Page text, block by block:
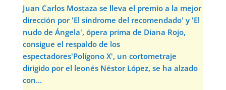
Juan Carlos Mostaza se lleva el premio a la mejor
dirección por 'El síndrome del recomendado' y 'El
nudo de Ángela', ópera prima de Diana Rojo,
consigue el respaldo de los
espectadores'Polígono X', un cortometraje
dirigido por el leonés Néstor López, se ha alzado
con...